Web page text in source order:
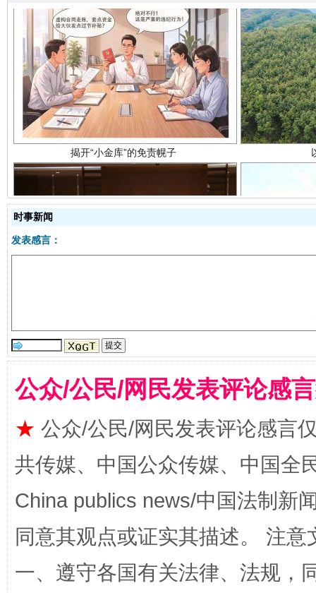
揭开“小金库”的免责幌子
全民健身五年计划来了！等你上场
时事新闻
发表感言：
公众/公民/网民发表评论感
★ 公众/公民/网民发表评论感言
共传媒、中国公众传媒、中国全
China publics news/中国法制新
同意其观点或证实其描述。 注
一、遵守各国有关法律、法规，